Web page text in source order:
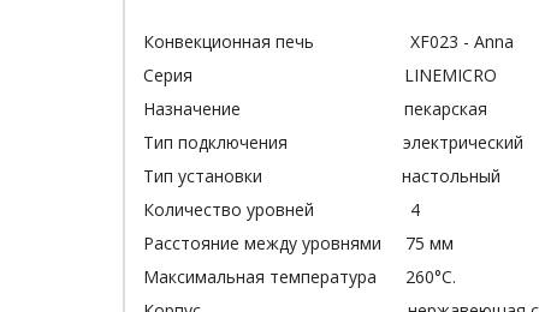
Конвекционная печь XF023 - Anna
Серия LINEMICRO
Назначение пекарская
Тип подключения электрический
Тип установки настольный
Количество уровней 4
Расстояние между уровнями 75 мм
Максимальная температура 260°С.